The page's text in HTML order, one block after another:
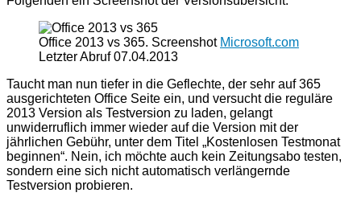
Office 2013 vs 365. Screenshot Microsoft.com
Letzter Abruf 07.04.2013
Taucht man nun tiefer in die Geflechte, der sehr auf 365
ausgerichteten Office Seite ein, und versucht die reguläre
2013 Version als Testversion zu laden, gelangt
unwiderruflich immer wieder auf die Version mit der
jährlichen Gebühr, unter dem Titel „Kostenlosen Testmonat
beginnen“. Nein, ich möchte auch kein Zeitungsabo testen,
sondern eine sich nicht automatisch verlängernde
Testversion probieren.